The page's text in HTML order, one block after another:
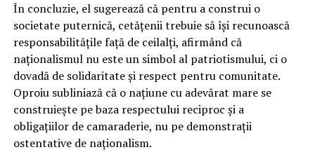
În concluzie, el sugerează că pentru a construi o
societate puternică, cetățenii trebuie să își recunoască
responsabilitățile față de ceilalți, afirmând că
naționalismul nu este un simbol al patriotismului, ci o
dovadă de solidaritate și respect pentru comunitate.
Oproiu subliniază că o națiune cu adevărat mare se
construiește pe baza respectului reciproc și a
obligațiilor de camaraderie, nu pe demonstrații
ostentative de naționalism.